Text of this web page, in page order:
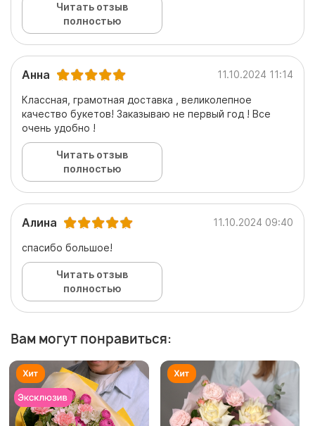
Читать отзыв
полностью
Анна 11.10.2024 11:14
Классная, грамотная доставка , великолепное
качество букетов! Заказываю не первый год ! Все
очень удобно !
Читать отзыв
полностью
Алина 11.10.2024 09:40
спасибо большое!
Читать отзыв
полностью
Вам могут понравиться: